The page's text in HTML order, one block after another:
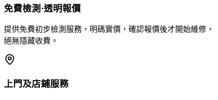
免費檢測·透明報價
提供免費初步檢測服務，明碼實價，確認報價後才開始維修，
絕無隱藏收費。
上門及店鋪服務